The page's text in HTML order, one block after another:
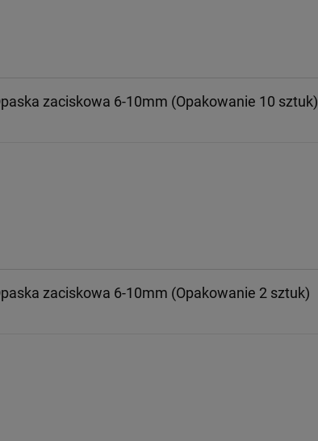
zaciskowa 6-10mm (Opakowanie 10 sztuk)
zaciskowa 6-10mm (Opakowanie 2 sztuk)